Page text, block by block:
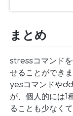
まとめ
stressコマンド
せることができま
yesコマンドや
が、個人的には1
ることも少なく